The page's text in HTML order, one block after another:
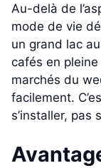
Au-delà de
mode de vie
un grand lac
cafés en
marchés du
facilement.
s’installer, pas